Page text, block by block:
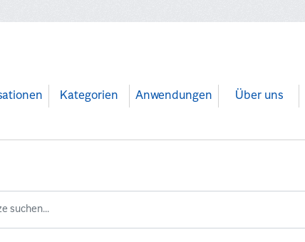
Kategorien Anwendungen Über uns